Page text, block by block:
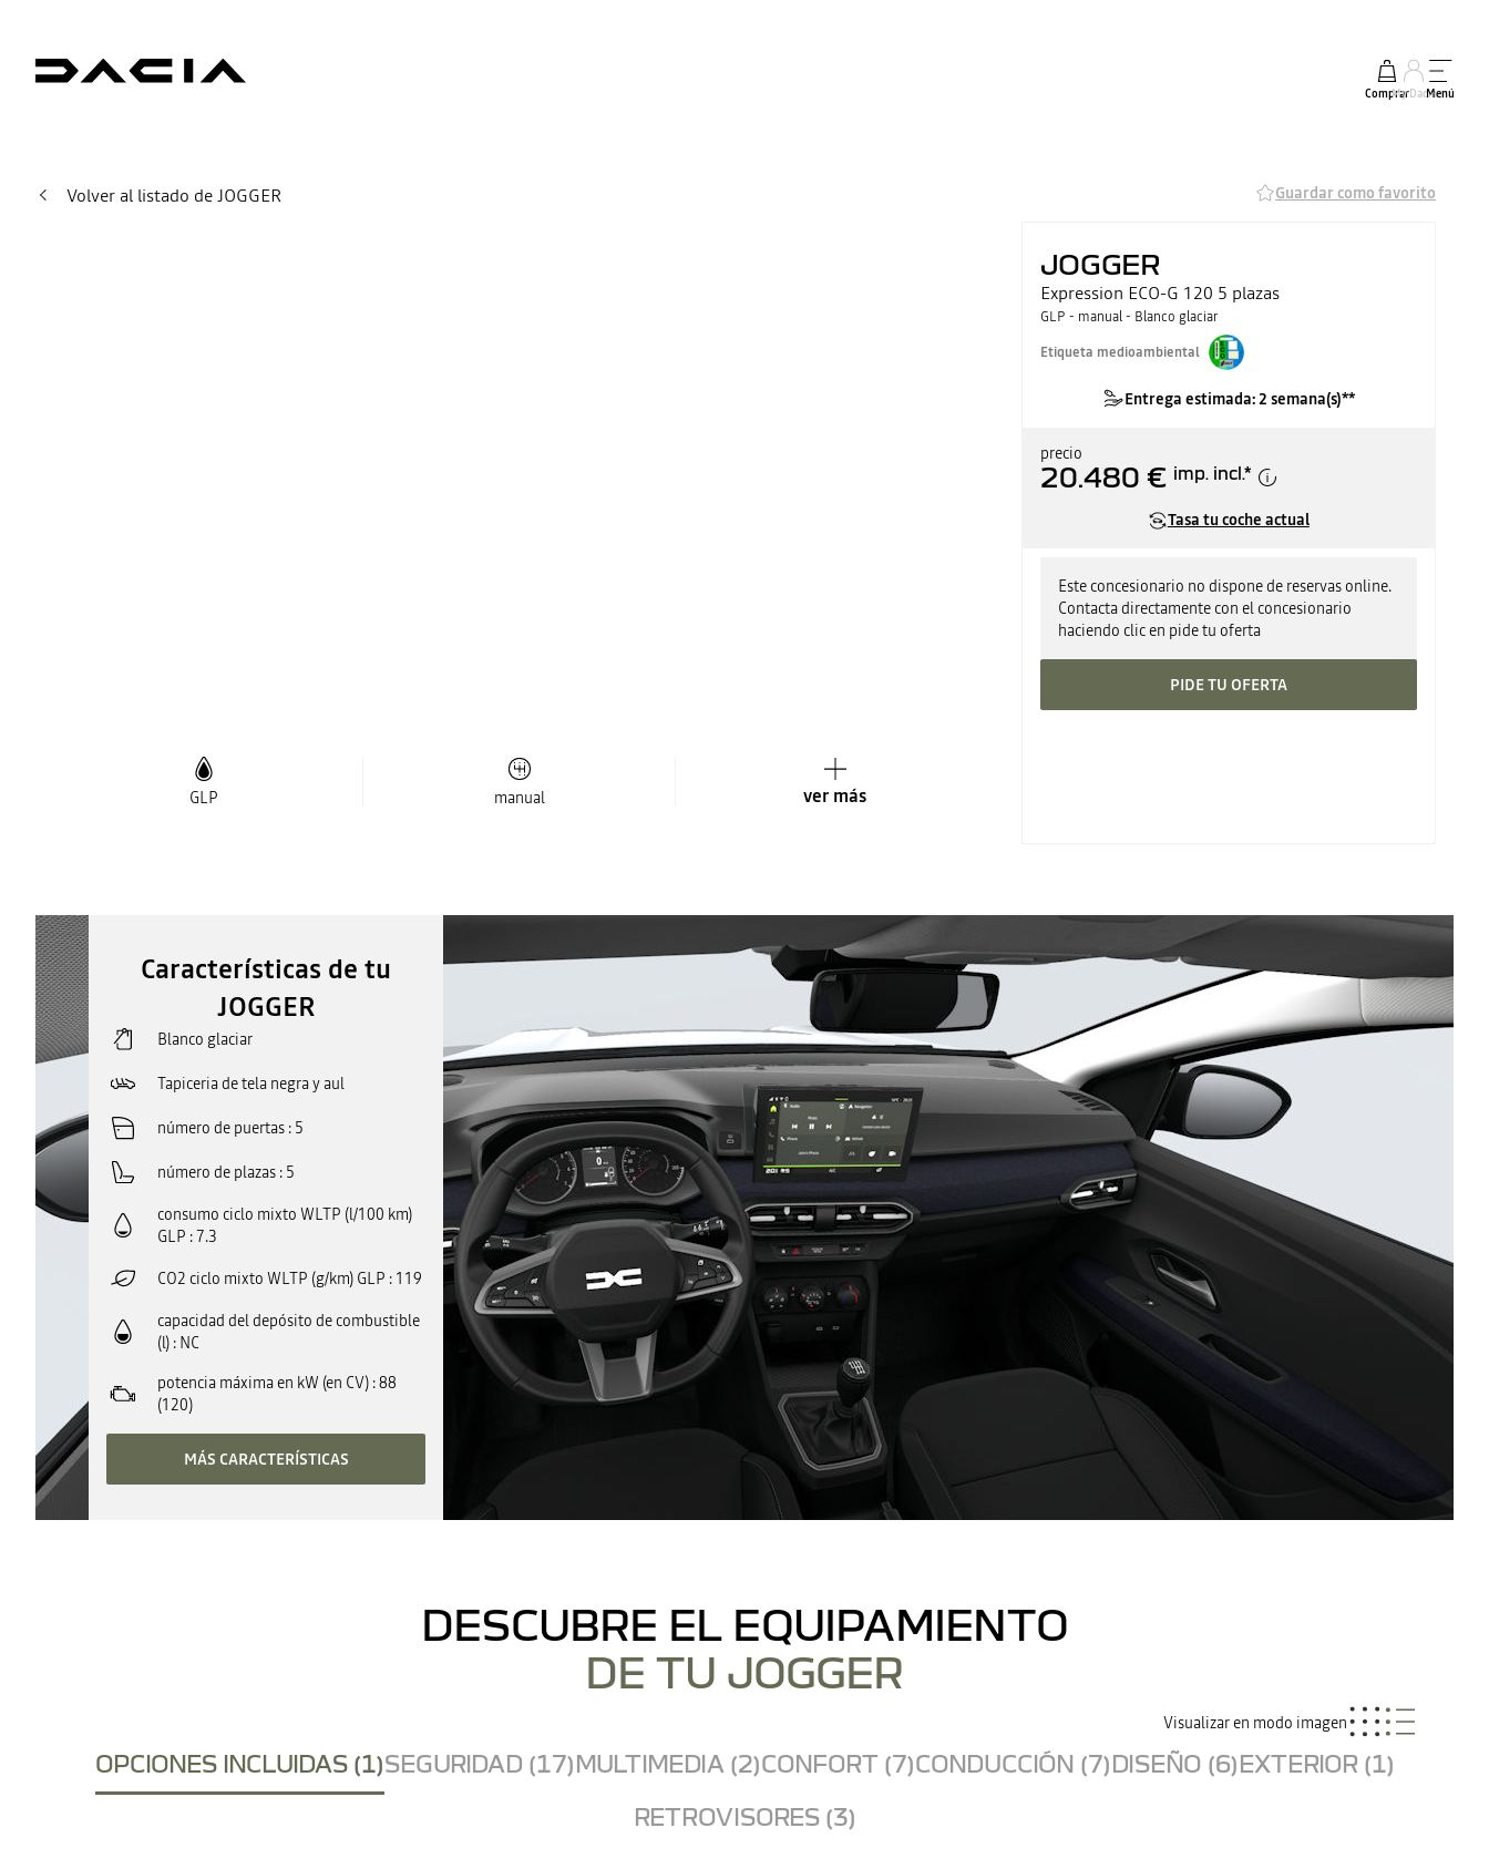
ComprarMy DaciaMenú
Volver al listado de JOGGER Guardar como favorito
GLP manual ver más
JOGGER
Expression ECO-G 120 5 plazas
GLP - manual - Blanco glaciar
Etiqueta medioambiental
Entrega estimada: 2 semana(s)**
precio
20.480 € imp. incl.*
Tasa tu coche actual
Este concesionario no dispone de reservas online.
Contacta directamente con el concesionario
haciendo clic en pide tu oferta
PIDE TU OFERTA
Características de tu
JOGGER
Blanco glaciar
Tapiceria de tela negra y aul
número de puertas 5
número de plazas 5
consumo ciclo mixto WLTP (l/100 km)
GLP 7.3
CO2 ciclo mixto WLTP (g/km) GLP 119
capacidad del depósito de combustible
(l) NC
potencia máxima en kW (en CV) 88
(120)
MÁS CARACTERÍSTICAS
DESCUBRE EL EQUIPAMIENTO
DE TU JOGGER
Visualizar en modo imagen
OPCIONES INCLUIDAS (1)SEGURIDAD (17)MULTIMEDIA (2)CONFORT (7)CONDUCCIÓN (7)DISEÑO (6)EXTERIOR (1)
RETROVISORES (3)